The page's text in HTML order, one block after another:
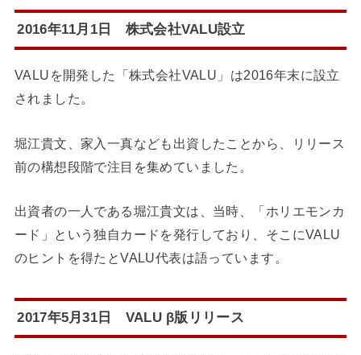
2016年11月1日 株式会社VALU設立
VALUを開発した「株式会社VALU」は2016年末に設立
されました。
堀江貴文、家入一真なども出資したことから、リリース
前の構想段階で注目を集めていました。
出資者の一人である堀江貴文は、当時、「ホリエモンカ
ード」という独自カードを発行しており、そこにVALU
のヒントを得たとVALU代表は語っています。
2017年5月31日 VALU β版リリース